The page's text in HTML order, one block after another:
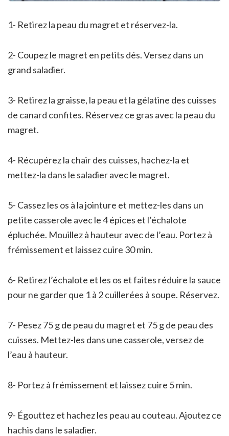
1- Retirez la peau du magret et réservez-la.
2- Coupez le magret en petits dés. Versez dans un
grand saladier.
3- Retirez la graisse, la peau et la gélatine des cuisses
de canard confites. Réservez ce gras avec la peau du
magret.
4- Récupérez la chair des cuisses, hachez-la et
mettez-la dans le saladier avec le magret.
5- Cassez les os à la jointure et mettez-les dans un
petite casserole avec le 4 épices et l’échalote
épluchée. Mouillez à hauteur avec de l’eau. Portez à
frémissement et laissez cuire 30 min.
6- Retirez l’échalote et les os et faites réduire la sauce
pour ne garder que 1 à 2 cuillerées à soupe. Réservez.
7- Pesez 75 g de peau du magret et 75 g de peau des
cuisses. Mettez-les dans une casserole, versez de
l’eau à hauteur.
8- Portez à frémissement et laissez cuire 5 min.
9- Égouttez et hachez les peau au couteau. Ajoutez ce
hachis dans le saladier.